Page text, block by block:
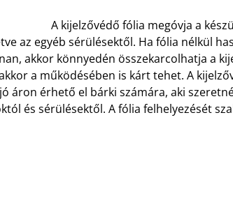
A kijelzővédő fólia megóvja a
az egyéb sérülésektől. Ha fólia nélkül
akkor könnyedén összekarcolhatja a
a működésében is kárt tehet. A
áron érhető el bárki számára, aki
és sérülésektől. A fólia felhelyezését